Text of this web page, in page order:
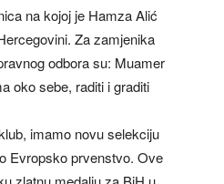
na kojoj je Hamza Alić
Za zamjenika
odbora su: Muamer
oko sebe, raditi i graditi
imamo novu selekciju
Evropsko prvenstvo. Ove